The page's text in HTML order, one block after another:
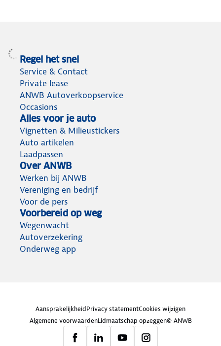
Regel het snel
Service & Contact
Private lease
ANWB Autoverkoopservice
Occasions
Alles voor je auto
Vignetten & Milieustickers
Auto artikelen
Laadpassen
Over ANWB
Werken bij ANWB
Vereniging en bedrijf
Voor de pers
Voorbereid op weg
Wegenwacht
Autoverzekering
Onderweg app
AansprakelijkheidPrivacy statementCookies wijzigen
Algemene voorwaardenLidmaatschap opzeggen© ANWB